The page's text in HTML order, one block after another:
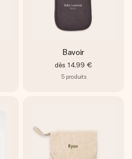
Bavoir
dès 14,99 €
5 produits